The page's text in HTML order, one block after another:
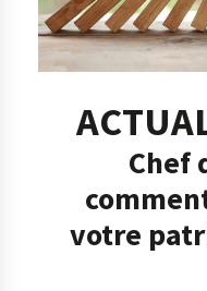
Chef
votre